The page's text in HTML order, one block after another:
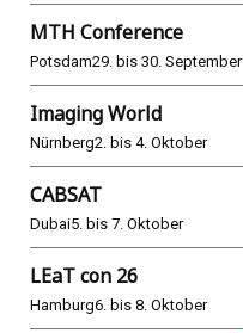
MTH Conference
Potsdam29. bis 30. September
Imaging World
Nürnberg2. bis 4. Oktober
CABSAT
Dubai5. bis 7. Oktober
LEaT con 26
Hamburg6. bis 8. Oktober